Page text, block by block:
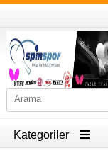
Kategoriler